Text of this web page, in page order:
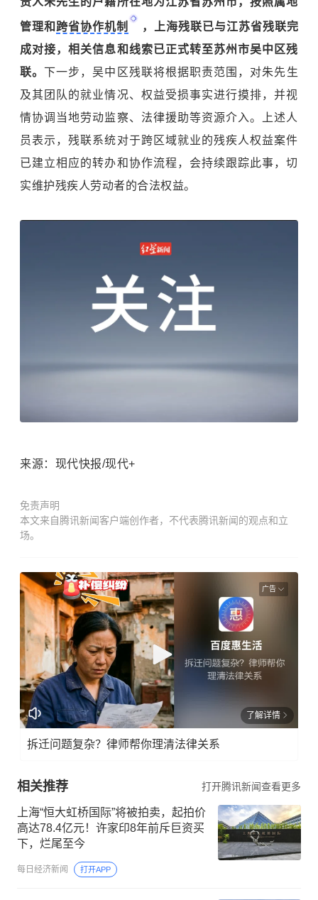
管理和 跨省协作机制
，上海残联已与江苏省残联完
成对接，相关信息和线索已正式转至苏州市吴中区残
联。下一步，吴中区残联将根据职责范围，对朱先生
及其团队的就业情况、权益受损事实进行摸排，并视
情协调当地劳动监察、法律援助等资源介入。上述人
员表示，残联系统对于跨区域就业的残疾人权益案件
已建立相应的转办和协作流程，会持续跟踪此事，切
实维护残疾人劳动者的合法权益。
来源：现代快报/现代+
免责声明
本文来自腾讯新闻客户端创作者，不代表腾讯新闻的观点和立
场。
广告
了解详情
拆迁问题复杂？律师帮你理清法律关系
相关推荐 打开腾讯新闻查看更多
上海“恒大虹桥国际”将被拍卖，起拍价
高达78.4亿元！许家印8年前斥巨资买
下，烂尾至今
每日经济新闻 打开APP